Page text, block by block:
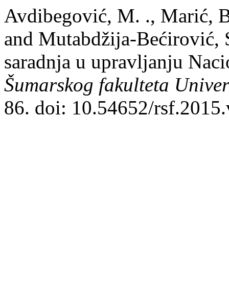
Avdibegović, M. ., Marić,
and Mutabdžija-Bećirović,
saradnja u upravljanju
Šumarskog fakulteta
86. doi: 10.54652/